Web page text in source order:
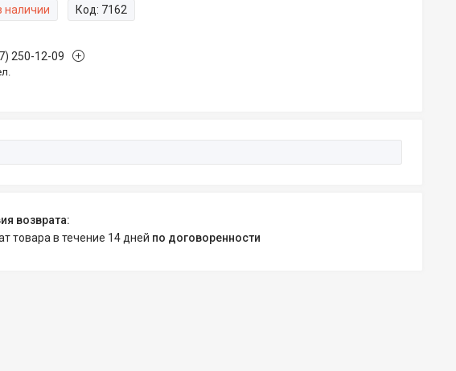
наличии Код: 7162
250-12-09
товара в течение 14 дней по договоренности